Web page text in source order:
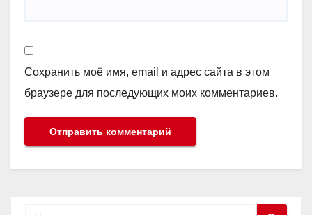
Сохранить моё имя, email и адрес сайта в этом
браузере для последующих моих комментариев.